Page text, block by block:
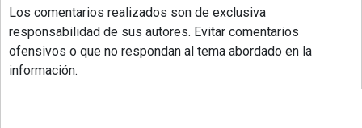
Los comentarios realizados son de exclusiva
responsabilidad de sus autores. Evitar comentarios
ofensivos o que no respondan al tema abordado en la
información.